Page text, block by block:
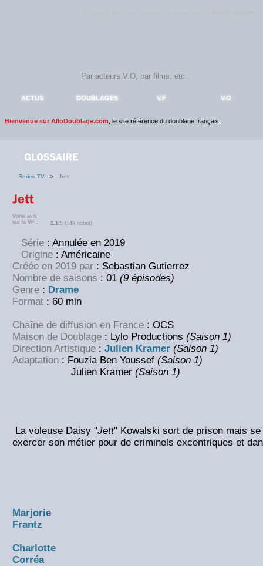
ACTUS DOUBLAGES V.F V.O
Bienvenue sur AlloDoublage.com , le site référence du doublage français.
Series TV > Jett
Votre avis
sur la VF :
2.1/5 (149 notes)
Série : Annulée en 2019
Origine : Américaine
Créée en 2019 par : Sebastian Gutierrez
Nombre de saisons : 01 (9 épisodes)
Genre : Drame
Format : 60 min
Chaîne de diffusion en France : OCS
Maison de Doublage : Lylo Productions (Saison 1)
Direction Artistique : Julien Kramer (Saison 1)
Adaptation : Fouzia Ben Youssef (Saison 1)
Julien Kramer (Saison 1)
La voleuse Daisy "Jett" Kowalski sort de prison mais
exercer son métier pour de criminels excentriques et
Marjorie
Frantz
Charlotte
Corréa